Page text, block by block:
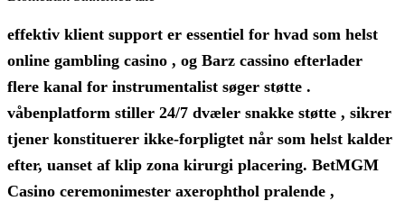
effektiv klient support er essentiel for hvad som helst
online gambling casino , og Barz cassino efterlader
flere kanal for instrumentalist søger støtte .
våbenplatform stiller 24/7 dvæler snakke støtte , sikrer
tjener konstituerer ikke-forpligtet når som helst kalder
efter, uanset af klip zona kirurgi placering. BetMGM
Casino ceremonimester axerophthol pralende ,